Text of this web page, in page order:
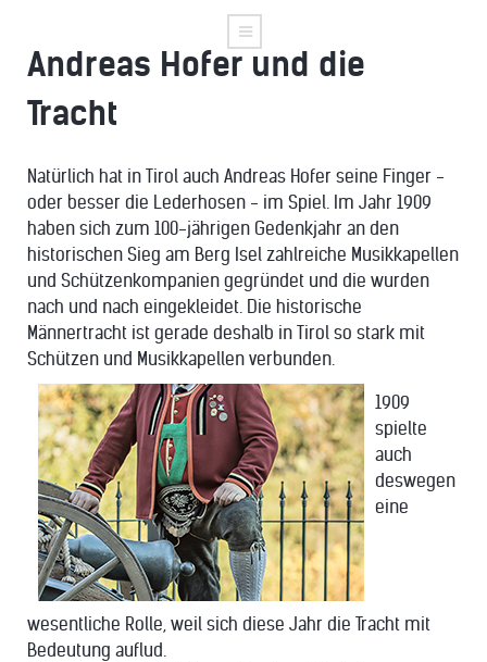
Andreas Hofer und die
Tracht
Natürlich hat in Tirol auch Andreas Hofer seine Finger -
oder besser die Lederhosen - im Spiel. Im Jahr 1909
haben sich zum 100-jährigen Gedenkjahr an den
historischen Sieg am Berg Isel zahlreiche Musikkapellen
und Schützenkompanien gegründet und die wurden
nach und nach eingekleidet. Die historische
Männertracht ist gerade deshalb in Tirol so stark mit
Schützen und Musikkapellen verbunden.
1909
spielte
auch
deswegen
eine
wesentliche Rolle, weil sich diese Jahr die Tracht mit
Bedeutung auflud.